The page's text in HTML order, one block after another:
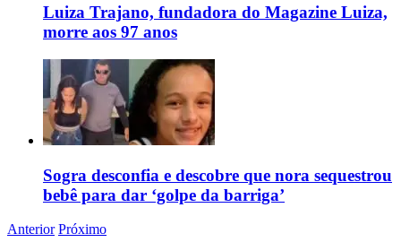
Luiza Trajano, fundadora do Magazine Luiza,
morre aos 97 anos
Sogra desconfia e descobre que nora sequestrou
bebê para dar ‘golpe da barriga’
Anterior Próximo